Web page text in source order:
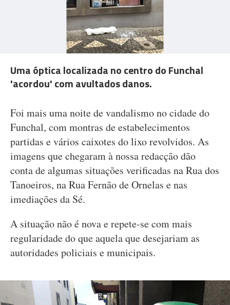
Uma óptica localizada no centro do Funchal
'acordou' com avultados danos.
Foi mais uma noite de vandalismo no cidade do
Funchal, com montras de estabelecimentos
partidas e vários caixotes do lixo revolvidos. As
imagens que chegaram à nossa redacção dão
conta de algumas situações verificadas na Rua dos
Tanoeiros, na Rua Fernão de Ornelas e nas
imediações da Sé.
A situação não é nova e repete-se com mais
regularidade do que aquela que desejariam as
autoridades policiais e municipais.